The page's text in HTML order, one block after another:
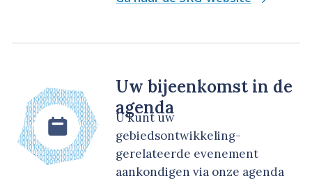
Uw bijeenkomst in de
agenda
U kunt uw
gebiedsontwikkeling-
gerelateerde evenement
aankondigen via onze agenda